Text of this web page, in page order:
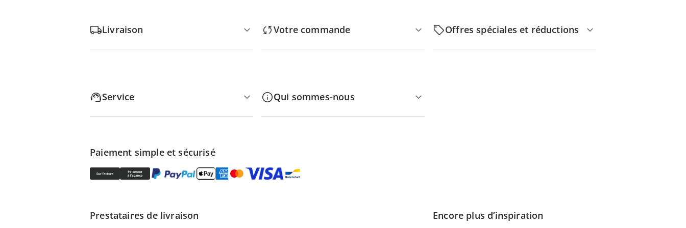
Livraison Votre commande Offres spéciales et réductions
Service Qui sommes-nous
Paiement simple et sécurisé
Prestataires de livraison Encore plus d’inspiration